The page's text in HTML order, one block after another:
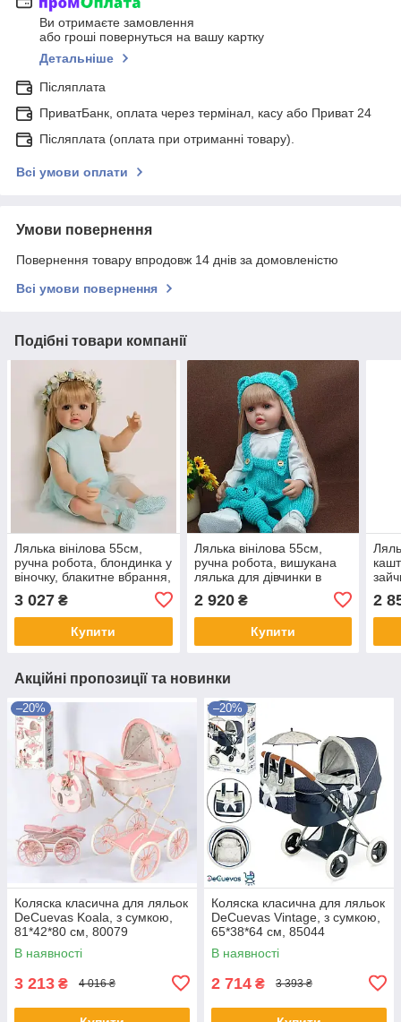
Ви отримаєте замовлення
або гроші повернуться на вашу картку
Детальніше
Післяплата
ПриватБанк, оплата через термінал, касу або Приват 24
Післяплата (оплата при отриманні товару).
Всі умови оплати
Умови повернення
Повернення товару впродовж 14 днів за домовленістю
Всі умови повернення
Подібні товари компанії
Лялька вінілова 55см,
ручна робота, блондинка у
віночку, блакитне вбрання,
3 027 ₴
Купити
Лялька вінілова 55см,
ручна робота, вишукана
лялька для дівчинки в
бірюзовому з ведмедиком
Reborn Baby Doll 108
2 920₴
Купити
71
2
Акційні пропозиції та новинки
–20%
Коляска класична для ляльок
DeCuevas Koala, з сумкою,
81*42*80 см, 80079
В наявності
3 213 ₴ 4 016 ₴
–20%
Коляска класична для ляльок
DeCuevas Vintage, з сумкою,
65*38*64 см, 85044
В наявності
2 714 ₴ 3 393 ₴